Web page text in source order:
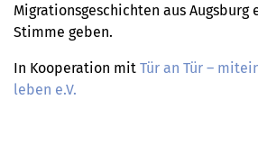
Migrationsgeschichten aus Augsburg
Stimme geben.
In Kooperation mit Tür an Tür –
leben e.V.